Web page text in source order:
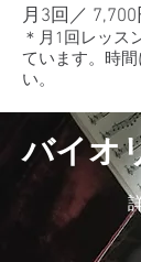
月3回／
＊月1回レッス
ています。時
い。
バイオ